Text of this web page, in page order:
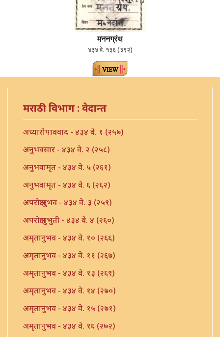
मननग्रंथ
४३४ वे. १३६ (३९२)
मराठी विभाग : वेदान्त
अध्यारोपाववाद - ४३४ वे. १ (२५७)
अनुभवसार - ४३४ वे. २ (२५८)
अनुभवामृत - ४३४ वे. ५ (२६१)
अनुभवामृत - ४३४ वे. ६ (२६२)
अपरोक्षानुभव - ४३४ वे. ३ (२५९)
अपरोक्षानुभुती - ४३४ वे. ४ (२६०)
अमृतानुभव - ४३४ वे. १० (२६६)
अमृतानुभव - ४३४ वे. ११ (२६७)
अमृतानुभव - ४३४ वे. १३ (२६९)
अमृतानुभव - ४३४ वे. १४ (२७०)
अमृतानुभव - ४३४ वे. १५ (२७१)
अमृतानुभव - ४३४ वे. १६ (२७२)